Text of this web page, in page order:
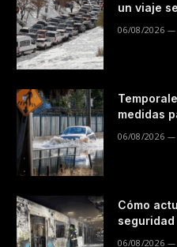
un viaje
06/08/2026
medidas
durante
06/08/2026
Cómo
en el
06/08/2026